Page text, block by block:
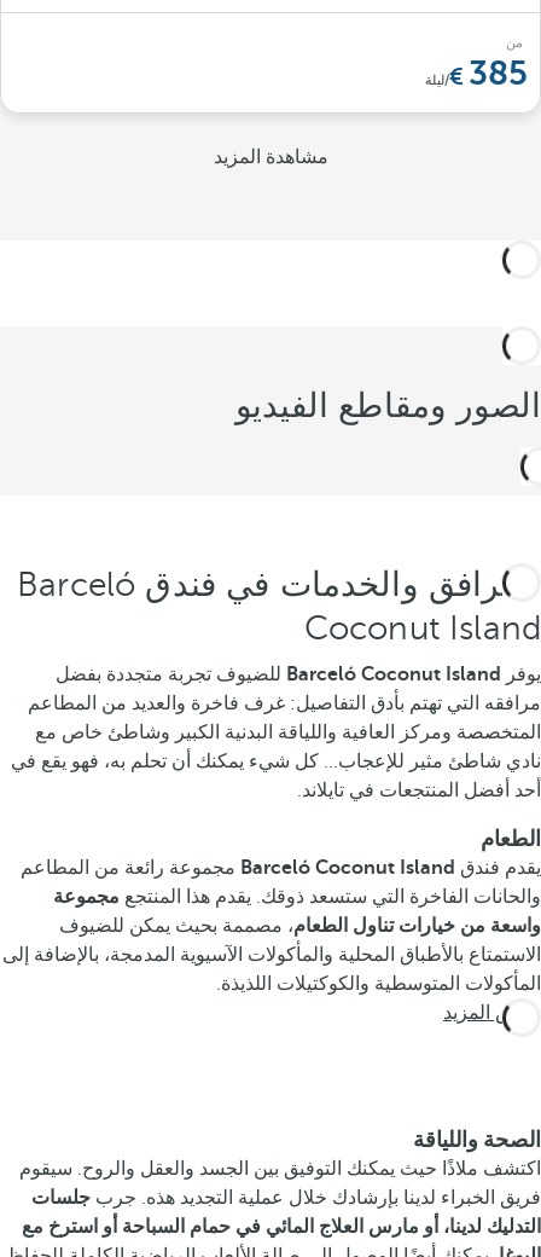
من
385 /ليلة
مشاهدة المزيد
الصور ومقاطع الفيديو
المرافق والخدمات في فندق Barceló
Coconut Island
يوفر Barceló Coconut Island للضيوف تجربة متجددة بفضل
مرافقه التي تهتم بأدق التفاصيل: غرف فاخرة والعديد من المطاعم
المتخصصة ومركز العافية واللياقة البدنية الكبير وشاطئ خاص مع
نادي شاطئ مثير للإعجاب... كل شيء يمكنك أن تحلم به، فهو يقع في
أحد أفضل المنتجعات في تايلاند.
الطعام
يقدم فندق Barceló Coconut Island مجموعة رائعة من المطاعم
والحانات الفاخرة التي ستسعد ذوقك. يقدم هذا المنتجع مجموعة
واسعة من خيارات تناول الطعام، مصممة بحيث يمكن للضيوف
الاستمتاع بالأطباق المحلية والمأكولات الآسيوية المدمجة، بالإضافة إلى
المأكولات المتوسطية والكوكتيلات اللذيذة.
عرض المزيد
الصحة واللياقة
اكتشف ملاذًا حيث يمكنك التوفيق بين الجسد والعقل والروح. سيقوم
فريق الخبراء لدينا بإرشادك خلال عملية التجديد هذه. جرب جلسات
التدليك لدينا، أو مارس العلاج المائي في حمام السباحة أو استرخ مع